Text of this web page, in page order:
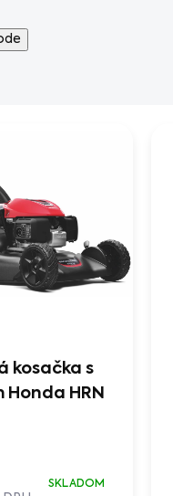
kosačka s
HRN
SKLADOM